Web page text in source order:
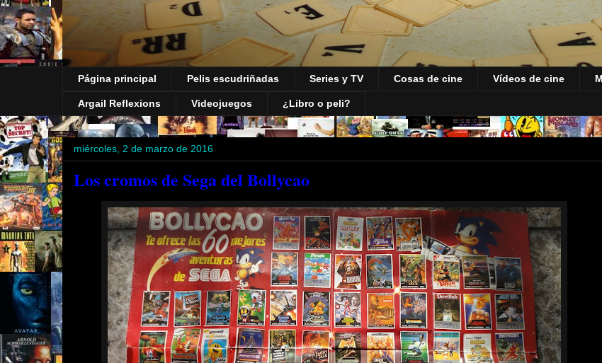
Página principal Pelis escudriñadas Series y TV Cosas de cine Vídeos de cine
Argail Reflexions Videojuegos ¿Libro o peli?
miércoles, 2 de marzo de 2016
Los cromos de Sega del Bollycao